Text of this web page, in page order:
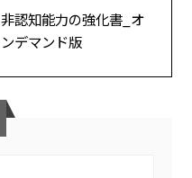
非認知能力の強化書_オ
ンデマンド版